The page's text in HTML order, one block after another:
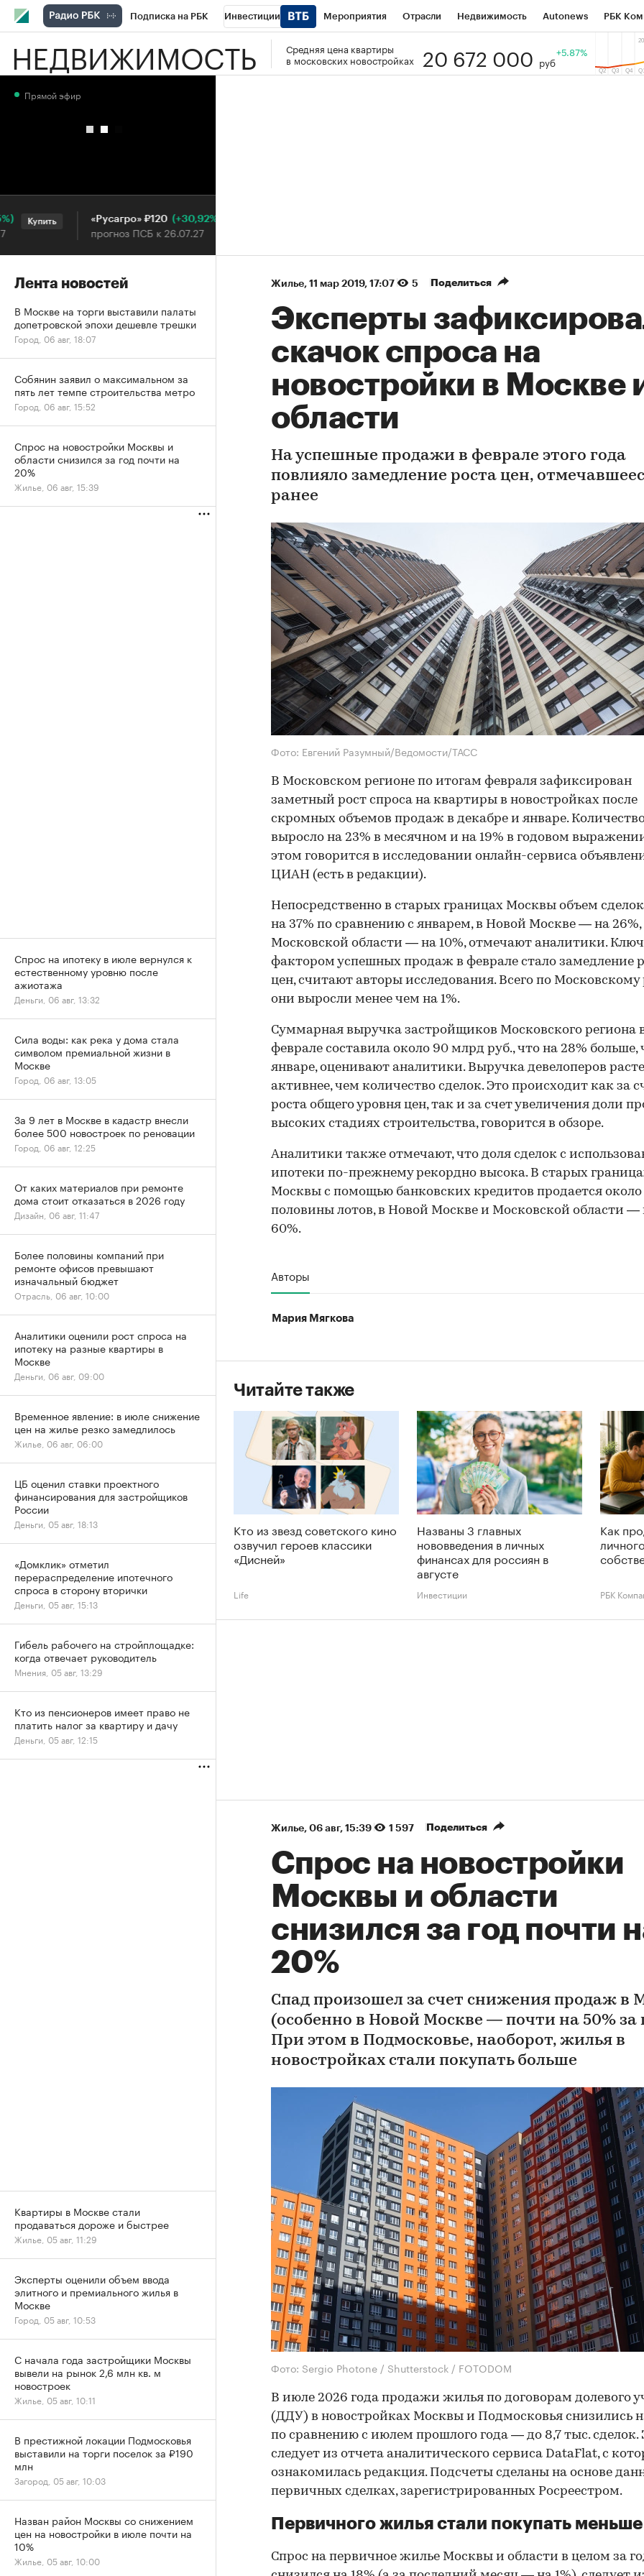
Подписка на РБК Инвестиции Мероприятия Отрасли Недвижимость Autonews РБК
РБК Вино Спорт Школа управления РБК РБК Образование Тренды
НЕДВИЖИМОСТЬ
Средняя цена квартиры
в московских новостройках
20 672 000 руб
+5.87%
Жилье⁠, 11 мар 2019, 17:07 5 Поделиться
Эксперты
скачок спроса на
новостройки в Москве
области
На успешные продажи в феврале этого года
повлияло замедление роста цен,
ранее
Фото: Евгений Разумный/Ведомости/ТАСС
В Московском регионе по итогам февраля зафиксирован
заметный рост спроса на квартиры в новостройках после
скромных объемов продаж в декабре и январе.
выросло на 23% в месячном и на 19% в годовом
этом говорится в исследовании онлайн-сервиса
ЦИАН (есть в редакции).
Непосредственно в старых границах Москвы объем
на 37% по сравнению с январем, в Новой Москве — на 26%,
Московской области — на 10%, отмечают аналитики.
фактором успешных продаж в феврале стало замедление
цен, считают авторы исследования. Всего по Московскому
они выросли менее чем на 1%.
Суммарная выручка застройщиков Московского региона
феврале составила около 90 млрд руб., что на 28% больше,
январе, оценивают аналитики. Выручка девелоперов
активнее, чем количество сделок. Это происходит как за
роста общего уровня цен, так и за счет увеличения доли
высоких стадиях строительства, говорится в обзоре.
Аналитики также отмечают, что доля сделок с
ипотеки по-прежнему рекордно высока. В старых
Москвы с помощью банковских кредитов продается около
половины лотов, в Новой Москве и Московской области —
60%.
Авторы
Мария Мягкова
Читайте также
Кто из звезд советского кино
озвучил героев классики
«Дисней»
Life
Названы 3 главных
нововведения в личных
финансах для россиян в
августе
Инвестиции
Как
РБК
Жилье⁠, 06 авг, 15:39 1 597 Поделиться
Спрос на новостройки
Москвы и области
снизился за год почти
20%
Спад произошел за счет снижения продаж в
(особенно в Новой Москве — почти на 50% за
При этом в Подмосковье, наоборот, жилья в
новостройках стали покупать больше
Фото: Sergio Photone / Shutterstock / FOTODOM
В июле 2026 года продажи жилья по договорам долевого
(ДДУ) в новостройках Москвы и Подмосковья снизились
по сравнению с июлем прошлого года — до 8,7 тыс. сделок.
следует из отчета аналитического сервиса DataFlat, с
ознакомилась редакция. Подсчеты сделаны на основе
первичных сделках, зарегистрированных Росреестром.
Первичного жилья стали покупать меньше
Спрос на первичное жилье Москвы и области в целом за
Прямой эфир
Купить «Русагро» ₽120 (+30,92%)
прогноз ПСБ к 26.07.27
Купить
Лента новостей
В Москве на торги выставили палаты
допетровской эпохи дешевле трешки
Город, 06 авг, 18:07
Собянин заявил о максимальном за
пять лет темпе строительства метро
Город, 06 авг, 15:52
Спрос на новостройки Москвы и
области снизился за год почти на
20%
Жилье, 06 авг, 15:39
Спрос на ипотеку в июле вернулся к
естественному уровню после
ажиотажа
Деньги, 06 авг, 13:32
Сила воды: как река у дома стала
символом премиальной жизни в
Москве
Город, 06 авг, 13:05
За 9 лет в Москве в кадастр внесли
более 500 новостроек по реновации
Город, 06 авг, 12:25
От каких материалов при ремонте
дома стоит отказаться в 2026 году
Дизайн, 06 авг, 11:47
Более половины компаний при
ремонте офисов превышают
изначальный бюджет
Отрасль, 06 авг, 10:00
Аналитики оценили рост спроса на
ипотеку на разные квартиры в
Москве
Деньги, 06 авг, 09:00
Временное явление: в июле снижение
цен на жилье резко замедлилось
Жилье, 06 авг, 06:00
ЦБ оценил ставки проектного
финансирования для застройщиков
России
Деньги, 05 авг, 18:13
«Домклик» отметил
перераспределение ипотечного
спроса в сторону вторички
Деньги, 05 авг, 15:13
Гибель рабочего на стройплощадке:
когда отвечает руководитель
Мнения, 05 авг, 13:29
Кто из пенсионеров имеет право не
платить налог за квартиру и дачу
Деньги, 05 авг, 12:15
Квартиры в Москве стали
продаваться дороже и быстрее
Жилье, 05 авг, 11:29
Эксперты оценили объем ввода
элитного и премиального жилья в
Москве
Город, 05 авг, 10:53
С начала года застройщики Москвы
вывели на рынок 2,6 млн кв. м
новостроек
Жилье, 05 авг, 10:11
В престижной локации Подмосковья
выставили на торги поселок за ₽190
млн
Загород, 05 авг, 10:03
Назван район Москвы со снижением
цен на новостройки в июле почти на
10%
Жилье, 05 авг, 10:00